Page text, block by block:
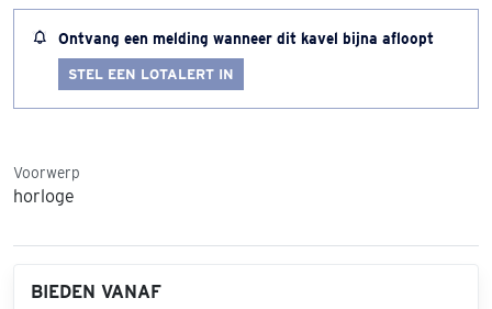
Ontvang een melding wanneer dit kavel bijna afloopt
STEL EEN LOTALERT IN
Voorwerp
horloge
BIEDEN VANAF